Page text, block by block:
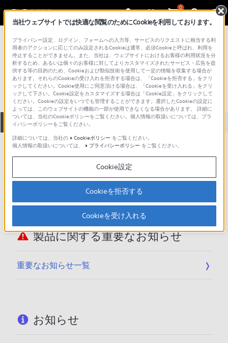
0
総合サポート・お問い合わせ 記録メディア
20DMR12KPP
全て ダウンロード 取扱説明書 Q&A
製品に関する重要なお知らせ
お知らせ
動画でサポートご利用にあたってのお願い
サポート動画をご利用の際にはソーシャ
ルメディア利用規約をご確認ください。
製品に関する重要なお知らせ
重要なお知らせ一覧
お知らせ
当社ウェブサイトでは快適な閲覧のためにCookieを利用しております。
プライバシー設定、ログイン、フォームへの入力等、サービスのリクエストに相当する利
用者のアクションに応じてのみ設定されるCookieは通常、必須Cookieと呼ばれ、利用を
停止することができません。また、当社は、ウェブサイトにおけるお客様の利用状況を分
析するため、あるいは個々のお客様に対してよりカスタマイズされたサービス・広告を提
供する等の目的のため、Cookieおよび類似技術を使用して一定の情報を収集する場合が
あります。それらのCookieの受け入れを拒否する場合は、「Cookieを拒否する」をクリ
ックしてください。Cookie使用にご同意頂ける場合は、「Cookieを受け入れる」をクリ
ックして下さい。Cookie設定をカスタマイズする場合は「Cookie設定」をクリックして
ください。Cookieの設定をいつでも管理することができます。選択したCookieの設定に
よっては、このウェブサイトの機能の一部が使用できなくなる場合があります。 詳細に
ついては、当社のCookieポリシーをご覧ください。個人情報の取扱いについては、プラ
イバシーポリシーをご覧ください。
詳細については、当社の
Cookieポリシー をご覧ください。
個人情報の取扱いについては、
プライバシーポリシー をご覧ください。
Cookie設定
Cookieを拒否する
Cookieを受け入れる